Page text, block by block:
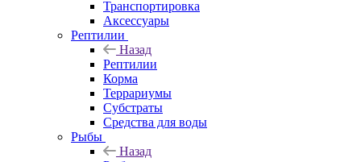
Транспортировка
Аксессуары
Рептилии
Назад
Рептилии
Корма
Террариумы
Субстраты
Средства для воды
Рыбы
Назад